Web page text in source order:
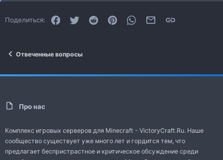
Поделиться: FacebookTwitter Reddit PinterestWhatsAppЭлектронная почта
Отвеченные вопросы
Про нас
Комплекс игровых серверов для Minecraft - VictoryCraft.Ru. Наше
сообщество существует уже много лет и гордится тем, что
предлагает беспристрастное и критическое обсуждение среди